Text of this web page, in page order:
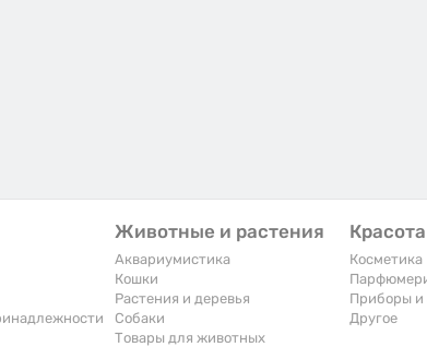
Животные и растения
Аквариумистика
Кошки
Растения и деревья
Собаки
Товары для животных
Косметика
Приборы и
Другое